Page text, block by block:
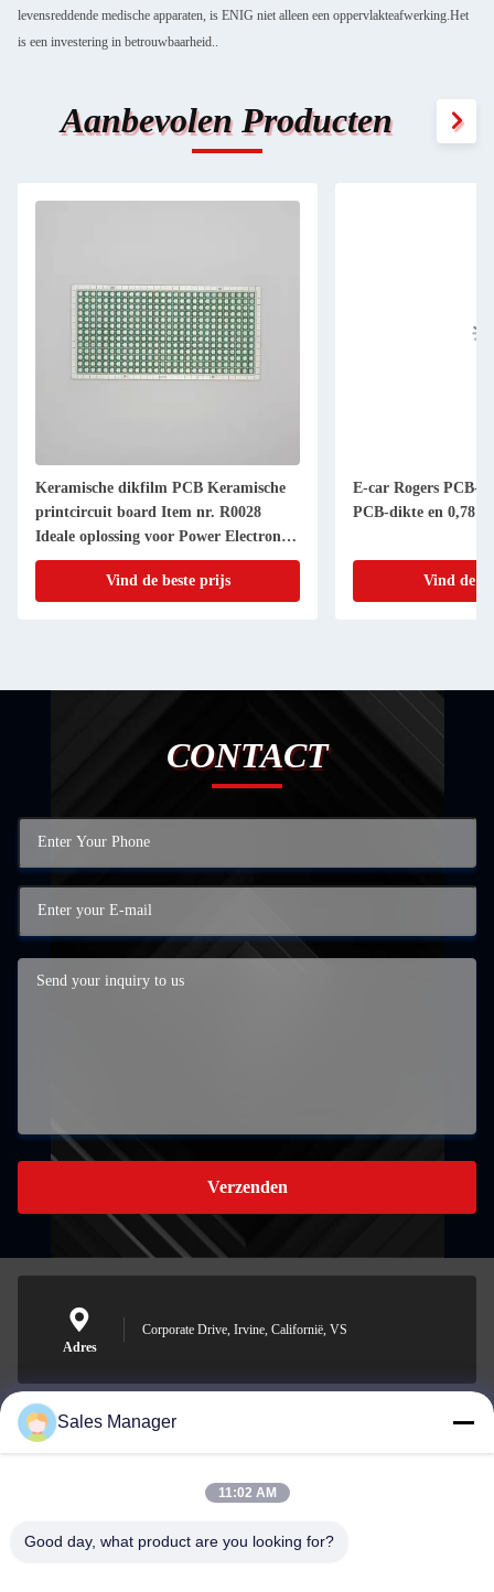
levensreddende medische apparaten, is ENIG niet alleen een oppervlakteafwerking.Het
is een investering in betrouwbaarheid..
Aanbevolen Producten
Keramische dikfilm PCB Keramische
printcircuit board Item nr. R0028
Ideale oplossing voor Power Electronics
en RF modules toepassingen
Vind de beste prijs
E-car Rogers PCB-
PCB-dikte en 0,78
Vind de
CONTACT
Verzenden
Adres
Corporate Drive, Irvine, Californië, VS
sales@ltcircuit.com
Sales Manager
11:02 AM
Good day, what product are you looking for?